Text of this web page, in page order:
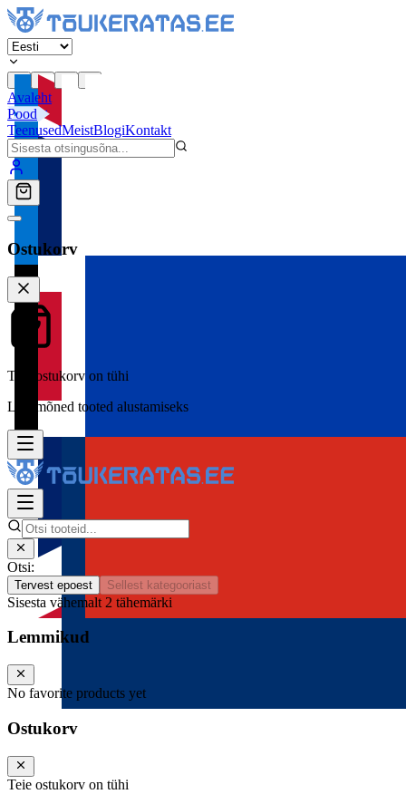
Avaleht
Pood
TeenusedMeistBlogiKontakt
Ostukorv
Teie ostukorv on tühi
Lisa mõned tooted alustamiseks
Otsi:
Tervest epoest Sellest kategooriast
Sisesta vähemalt 2 tähemärki
Lemmikud
No favorite products yet
Ostukorv
Teie ostukorv on tühi